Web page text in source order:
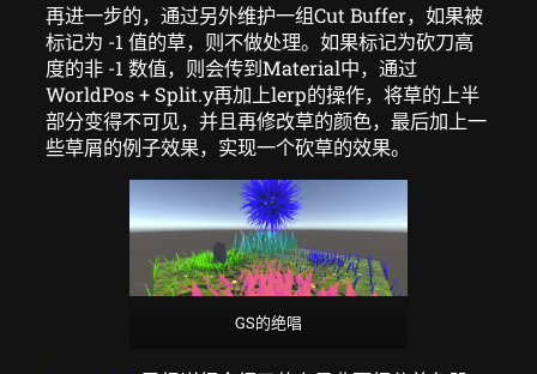
再进一步的，通过另外维护一组Cut Buffer，如果被
标记为 -1 值的草，则不做处理。如果标记为砍刀高
度的非 -1 数值，则会传到Material中，通过
WorldPos + Split.y再加上lerp的操作，将草的上半
部分变得不可见，并且再修改草的颜色，最后加上一
些草屑的例子效果，实现一个砍草的效果。
GS的绝唱